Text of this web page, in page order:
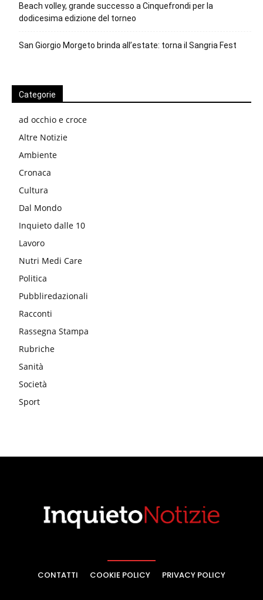
Beach volley, grande successo a Cinquefrondi per la
dodicesima edizione del torneo
San Giorgio Morgeto brinda all’estate: torna il Sangria Fest
Categorie
ad occhio e croce
Altre Notizie
Ambiente
Cronaca
Cultura
Dal Mondo
Inquieto dalle 10
Lavoro
Nutri Medi Care
Politica
Pubbliredazionali
Racconti
Rassegna Stampa
Rubriche
Sanità
Società
Sport
CONTATTI COOKIE POLICY PRIVACY POLICY